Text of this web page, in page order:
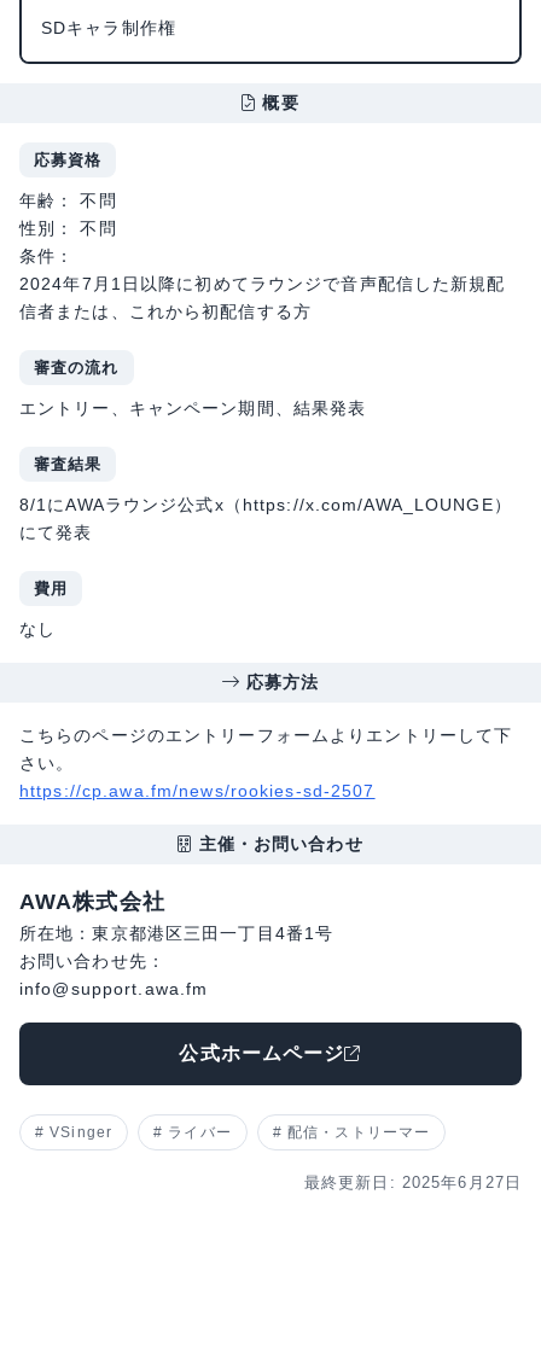
SDキャラ制作権
概要
応募資格
年齢： 不問
性別： 不問
条件：
2024年7月1日以降に初めてラウンジで音声配信した新規配
信者または、これから初配信する方
審査の流れ
エントリー、キャンペーン期間、結果発表
審査結果
8/1にAWAラウンジ公式x（https://x.com/AWA_LOUNGE）
にて発表
費用
なし
応募方法
こちらのページのエントリーフォームよりエントリーして下
さい。
https://cp.awa.fm/news/rookies-sd-2507
主催・お問い合わせ
AWA株式会社
所在地：東京都港区三田一丁目4番1号
お問い合わせ先：
info@support.awa.fm
公式ホームページ
VSinger ライバー 配信・ストリーマー
最終更新日: 2025年6月27日